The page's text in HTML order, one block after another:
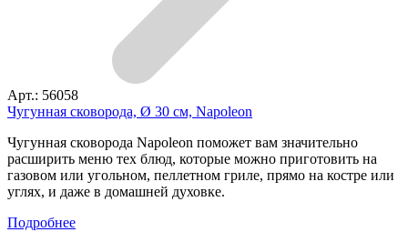
Арт.: 56058
Чугунная сковорода, Ø 30 см, Napoleon
Чугунная сковорода Napoleon поможет вам значительно
расширить меню тех блюд, которые можно приготовить на
газовом или угольном, пеллетном гриле, прямо на костре или
углях, и даже в домашней духовке.
Подробнее